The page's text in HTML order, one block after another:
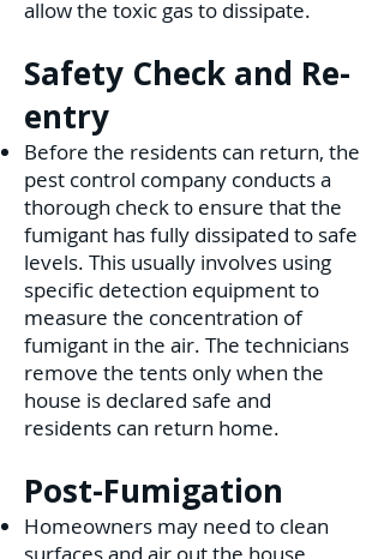
allow the toxic gas to dissipate.
Safety Check and Re-
entry
Before the residents can return, the
pest control company conducts a
thorough check to ensure that the
fumigant has fully dissipated to safe
levels. This usually involves using
specific detection equipment to
measure the concentration of
fumigant in the air. The technicians
remove the tents only when the
house is declared safe and
residents can return home.
Post-Fumigation
Homeowners may need to clean